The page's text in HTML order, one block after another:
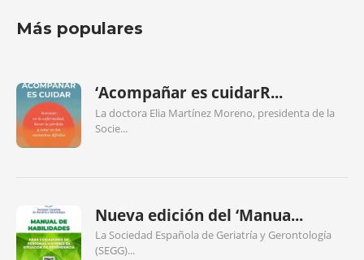
Más populares
‘Acompañar es cuidarR...
La doctora Elia Martínez Moreno, presidenta de la
Socie...
Nueva edición del ‘Manua...
La Sociedad Española de Geriatría y Gerontología
(SEGG)...